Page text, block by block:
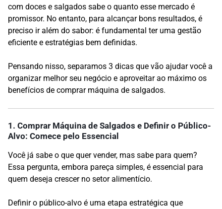
com doces e salgados sabe o quanto esse mercado é
promissor. No entanto, para alcançar bons resultados, é
preciso ir além do sabor: é fundamental ter uma gestão
eficiente e estratégias bem definidas.
Pensando nisso, separamos 3 dicas que vão ajudar você a
organizar melhor seu negócio e aproveitar ao máximo os
benefícios de comprar máquina de salgados.
1. Comprar Máquina de Salgados e Definir o Público-
Alvo: Comece pelo Essencial
Você já sabe o que quer vender, mas sabe para quem?
Essa pergunta, embora pareça simples, é essencial para
quem deseja crescer no setor alimentício.
Definir o público-alvo é uma etapa estratégica que